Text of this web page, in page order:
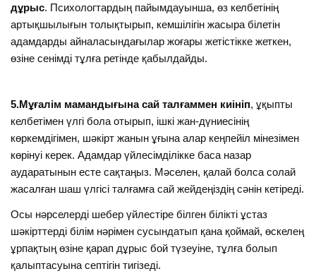
дұрыс. Психологтардың пайымдауынша, өз келбетінің
артықшылығын толықтырып, кемшілігін жасыра білетін
адамдарды айналасындағылар жоғары жетістікке жеткен,
өзіне сенімді тұлға ретінде қабылдайды.
5.Мұғалім мамандығына сай талғаммен киініп, ұқыпты
келбетімен үлгі бола отырып, ішкі жан-дүниесінің
көркемдігімен, шәкірт жанын ұғына алар кеңпейіл мінезімен
көрінуі керек. Адамдар үйлесімділікке баса назар
аударатынын есте сақтаңыз. Мәселен, қалай болса солай
жасалған шаш үлгісі талғамға сай жейдеңіздің сәнін кетіреді.
Осы нәрселерді шебер үйлестіре білген білікті ұстаз
шәкірттерді білім нәрімен сусындатып қана қоймай, өскелең
ұрпақтың өзіне қарап дұрыс бой түзеуіне, тұлға болып
қалыптасуына септігін тигізеді.